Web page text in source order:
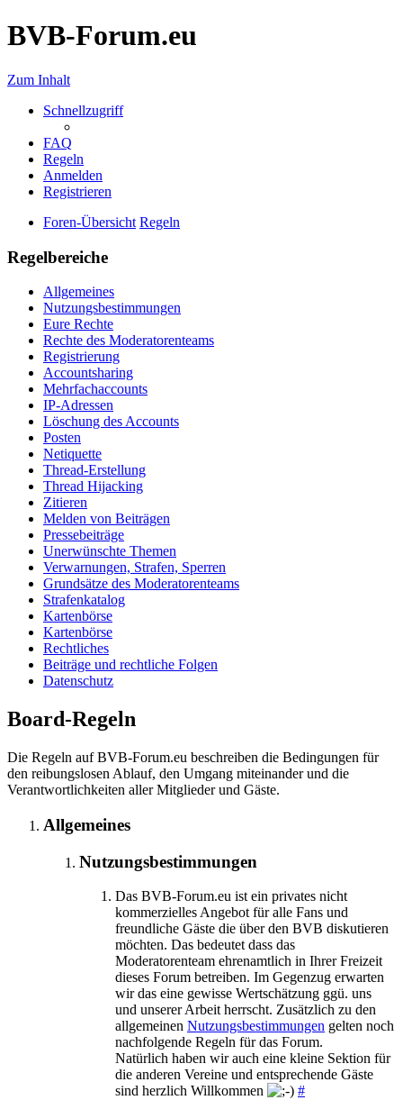
BVB-Forum.eu
Zum Inhalt
Schnellzugriff
FAQ
Regeln
Anmelden
Registrieren
Foren-Übersicht Regeln
Regelbereiche
Allgemeines
Nutzungsbestimmungen
Eure Rechte
Rechte des Moderatorenteams
Registrierung
Accountsharing
Mehrfachaccounts
IP-Adressen
Löschung des Accounts
Posten
Netiquette
Thread-Erstellung
Thread Hijacking
Zitieren
Melden von Beiträgen
Pressebeiträge
Unerwünschte Themen
Verwarnungen, Strafen, Sperren
Grundsätze des Moderatorenteams
Strafenkatalog
Kartenbörse
Kartenbörse
Rechtliches
Beiträge und rechtliche Folgen
Datenschutz
Board-Regeln
Die Regeln auf BVB-Forum.eu beschreiben die Bedingungen für
den reibungslosen Ablauf, den Umgang miteinander und die
Verantwortlichkeiten aller Mitglieder und Gäste.
Allgemeines
Nutzungsbestimmungen
Das BVB-Forum.eu ist ein privates nicht
kommerzielles Angebot für alle Fans und
freundliche Gäste die über den BVB diskutieren
möchten. Das bedeutet dass das
Moderatorenteam ehrenamtlich in Ihrer Freizeit
dieses Forum betreiben. Im Gegenzug erwarten
wir das eine gewisse Wertschätzung ggü. uns
und unserer Arbeit herrscht. Zusätzlich zu den
allgemeinen Nutzungsbestimmungen gelten noch
nachfolgende Regeln für das Forum.
Natürlich haben wir auch eine kleine Sektion für
die anderen Vereine und entsprechende Gäste
sind herzlich Willkommen
#